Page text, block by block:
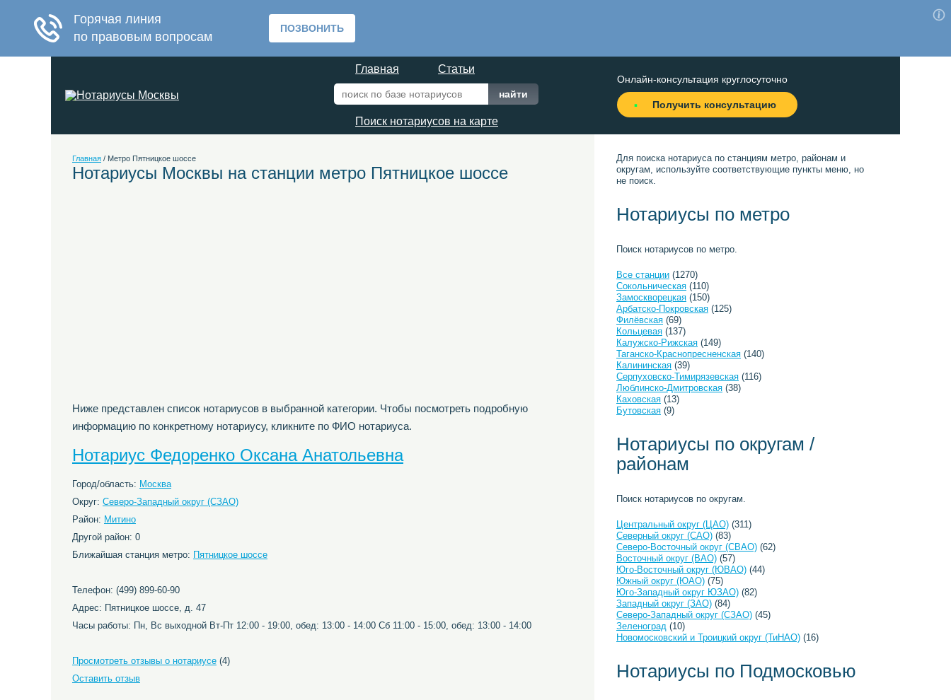
Главная Статьи
Поиск нотариусов на карте
Онлайн-консультация круглосуточно
Получить консультацию
Главная / Метро Пятницкое шоссе
Нотариусы Москвы на станции метро Пятницкое шоссе
Ниже представлен список нотариусов в выбранной категории. Чтобы посмотреть подробную
информацию по конкретному нотариусу, кликните по ФИО нотариуса.
Нотариус Федоренко Оксана Анатольевна
Город/область: Москва
Округ: Северо-Западный округ (СЗАО)
Район: Митино
Другой район: 0
Ближайшая станция метро: Пятницкое шоссе
Телефон: (499) 899-60-90
Адрес: Пятницкое шоссе, д. 47
Часы работы: Пн, Вс выходной Вт-Пт 12:00 - 19:00, обед: 13:00 - 14:00 Сб 11:00 - 15:00, обед: 13:00 - 14:00
Просмотреть отзывы о нотариусе (4)
Оставить отзыв
Для поиска нотариуса по станциям метро, районам и
округам, используйте соответствующие пункты меню, но
не поиск.
Нотариусы по метро
Поиск нотариусов по метро.
Все станции (1270)
Сокольническая (110)
Замоскворецкая (150)
Арбатско-Покровская (125)
Филёвская (69)
Кольцевая (137)
Калужско-Рижская (149)
Таганско-Краснопресненская (140)
Калининская (39)
Серпуховско-Тимирязевская (116)
Люблинско-Дмитровская (38)
Каховская (13)
Бутовская (9)
Нотариусы по округам /
районам
Поиск нотариусов по округам.
Центральный округ (ЦАО) (311)
Северный округ (САО) (83)
Северо-Восточный округ (СВАО) (62)
Восточный округ (ВАО) (57)
Юго-Восточный округ (ЮВАО) (44)
Южный округ (ЮАО) (75)
Юго-Западный округ ЮЗАО) (82)
Западный округ (ЗАО) (84)
Северо-Западный округ (СЗАО) (45)
Зеленоград (10)
Новомосковский и Троицкий округ (ТиНАО) (16)
Нотариусы по Подмосковью